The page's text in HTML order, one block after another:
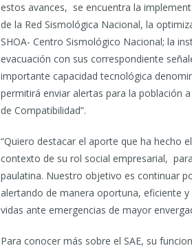
estos avances, se encuentra la
de la Red Sismológica Nacional, la
SHOA- Centro Sismológico Nacional; la
evacuación con sus correspondiente
importante capacidad tecnológica
permitirá enviar alertas para la población
de Compatibilidad”.
“Quiero destacar el aporte que ha hecho
contexto de su rol social empresarial,
paulatina. Nuestro objetivo es continuar
alertando de manera oportuna, eficiente
vidas ante emergencias de mayor
Para conocer más sobre el SAE, su